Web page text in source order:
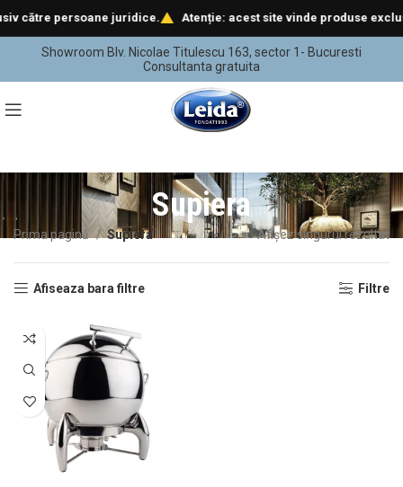
persoane juridice. Atenție: acest site vinde produse exclusiv
Showroom Blv. Nicolae Titulescu 163, sector 1- Bucuresti
Consultanta gratuita
Supiera
Prima pagină Supiera Afișez singurul rezultat
Afiseaza bara filtre Filtre